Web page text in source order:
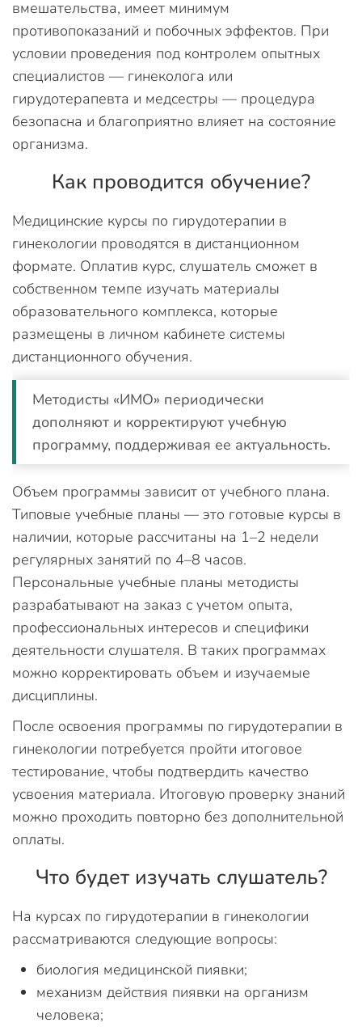
вмешательства, имеет минимум
противопоказаний и побочных эффектов. При
условии проведения под контролем опытных
специалистов — гинеколога или
гирудотерапевта и медсестры — процедура
безопасна и благоприятно влияет на состояние
организма.
Как проводится обучение?
Медицинские курсы по гирудотерапии в
гинекологии проводятся в дистанционном
формате. Оплатив курс, слушатель сможет в
собственном темпе изучать материалы
образовательного комплекса, которые
размещены в личном кабинете системы
дистанционного обучения.
Методисты «ИМО» периодически
дополняют и корректируют учебную
программу, поддерживая ее актуальность.
Объем программы зависит от учебного плана.
Типовые учебные планы — это готовые курсы в
наличии, которые рассчитаны на 1–2 недели
регулярных занятий по 4–8 часов.
Персональные учебные планы методисты
разрабатывают на заказ с учетом опыта,
профессиональных интересов и специфики
деятельности слушателя. В таких программах
можно корректировать объем и изучаемые
дисциплины.
После освоения программы по гирудотерапии в
гинекологии потребуется пройти итоговое
тестирование, чтобы подтвердить качество
усвоения материала. Итоговую проверку знаний
можно проходить повторно без дополнительной
оплаты.
Что будет изучать слушатель?
На курсах по гирудотерапии в гинекологии
рассматриваются следующие вопросы:
биология медицинской пиявки;
механизм действия пиявки на организм
человека;